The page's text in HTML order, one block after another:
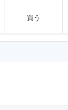
買う